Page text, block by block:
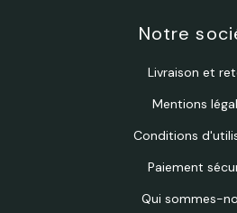
Notre
Livraison et
Mentions
Conditions
Paiement
Qui sommes-